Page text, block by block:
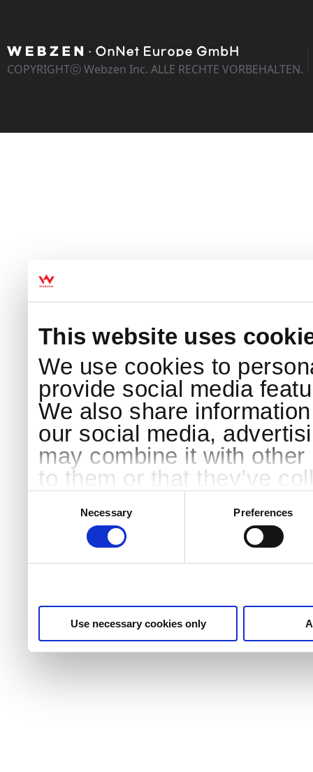
This website uses
We use cookies to
provide social media
We also share
our social media,
may combine it with
to them or that they’ve
Necessary Preferences
Use necessary cookies only
COPYRIGHTⓒ Webzen Inc. ALLE RECHTE VORBEHALTEN.